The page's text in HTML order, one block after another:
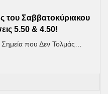
του Σαββατοκύριακου
5.50 & 4.50!
που Δεν Τολμάς…